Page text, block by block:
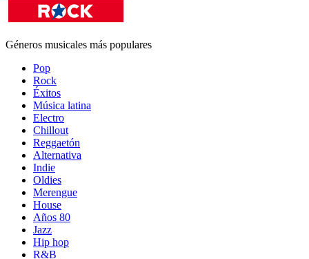
Géneros musicales más populares
Pop
Rock
Éxitos
Música latina
Electro
Chillout
Reggaetón
Alternativa
Indie
Oldies
Merengue
House
Años 80
Jazz
Hip hop
R&B